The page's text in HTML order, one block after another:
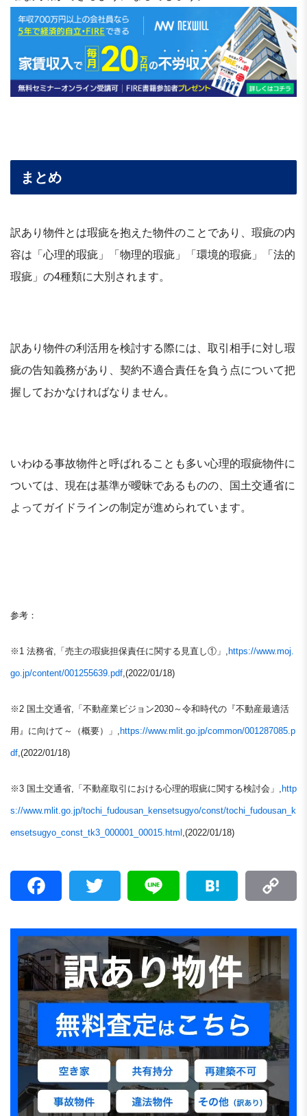
まとめ
訳あり物件とは瑕疵を抱えた物件のことであり、瑕疵の内
容は「心理的瑕疵」「物理的瑕疵」「環境的瑕疵」「法的
瑕疵」の4種類に大別されます。
訳あり物件の利活用を検討する際には、取引相手に対し瑕
疵の告知義務があり、契約不適合責任を負う点について把
握しておかなければなりません。
いわゆる事故物件と呼ばれることも多い心理的瑕疵物件に
ついては、現在は基準が曖昧であるものの、国土交通省に
よってガイドラインの制定が進められています。
参考：
※1 法務省,「売主の瑕疵担保責任に関する見直し①」, https://www.moj.
go.jp/content/001255639.pdf ,(2022/01/18)
※2 国土交通省,「不動産業ビジョン2030～令和時代の『不動産最適活
用』に向けて～（概要）」, https://www.mlit.go.jp/common/001287085.p
df ,(2022/01/18)
※3 国土交通省,「不動産取引における心理的瑕疵に関する検討会」, http
s://www.mlit.go.jp/tochi_fudousan_kensetsugyo/const/tochi_fudousan_k
ensetsugyo_const_tk3_000001_00015.html ,(2022/01/18)
e
b
o
o
k
i
t
t
e
n
e e
n
a